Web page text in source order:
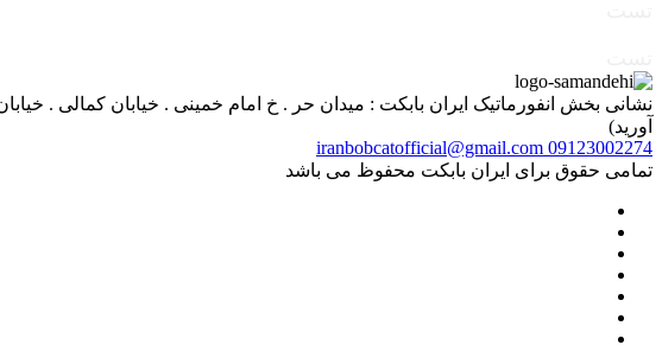
آورید)
09123002274
iranbobcatofficial@gmail.com
تمامی حقوق برای ایران بابکت محفوظ می باشد